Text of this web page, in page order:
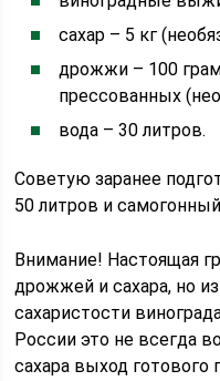
сахар – 5 кг
дрожжи – 100
прессованных
вода – 30 литров.
Советую заранее
50 литров и
Внимание! Настоящая
дрожжей и сахара, но
сахаристости
России это не всегда
сахара выход готового